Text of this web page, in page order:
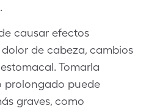
causar efectos
de cabeza, cambios
Tomarla
prolongado puede
graves, como